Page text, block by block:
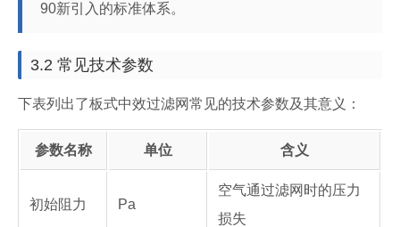
90新引入的标准体系。
3.2 常见技术参数
下表列出了板式中效过滤网常见的技术参数及其意义：
参数名称 单位 含义
初始阻力 Pa
空气通过滤网时的压力
损失